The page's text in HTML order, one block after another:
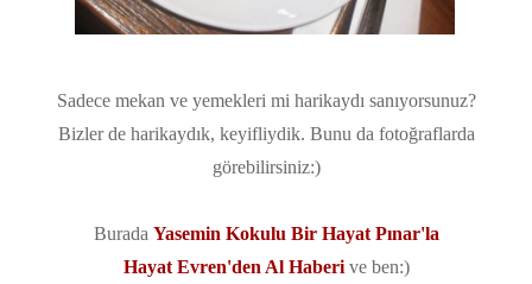
Sadece mekan ve yemekleri mi harikaydı sanıyorsunuz?
Bizler de harikaydık, keyifliydik. Bunu da fotoğraflarda
görebilirsiniz:)
Burada Yasemin Kokulu Bir Hayat Pınar'la
Hayat Evren'den Al Haberive ben:)